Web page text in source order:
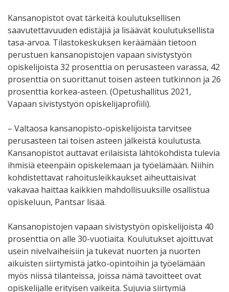
Kansanopistot ovat tärkeitä koulutuksellisen
saavutettavuuden edistäjiä ja lisäävät koulutuksellista
tasa-arvoa. Tilastokeskuksen keräämään tietoon
perustuen kansanopistojen vapaan sivistystyön
opiskelijoista 32 prosenttia on perusasteen varassa, 42
prosenttia on suorittanut toisen asteen tutkinnon ja 26
prosenttia korkea-asteen. (Opetushallitus 2021,
Vapaan sivistystyön opiskelijaprofiili).
– Valtaosa kansanopisto-opiskelijoista tarvitsee
perusasteen tai toisen asteen jälkeistä koulutusta.
Kansanopistot auttavat erilaisista lähtökohdista tulevia
ihmisiä eteenpäin opiskelemaan ja työelämään. Niihin
kohdistettavat rahoitusleikkaukset aiheuttaisivat
vakavaa haittaa kaikkien mahdollisuuksille osallistua
opiskeluun, Pantsar lisää.
Kansanopistojen vapaan sivistystyön opiskelijoista 40
prosenttia on alle 30-vuotiaita. Koulutukset ajoittuvat
usein nivelvaiheisiin ja tukevat nuorten ja nuorten
aikuisten siirtymistä jatko-opintoihin ja työelämään
myös niissä tilanteissa, joissa nämä tavoitteet ovat
opiskelijalle erityisen vaikeita. Sujuvia siirtymiä